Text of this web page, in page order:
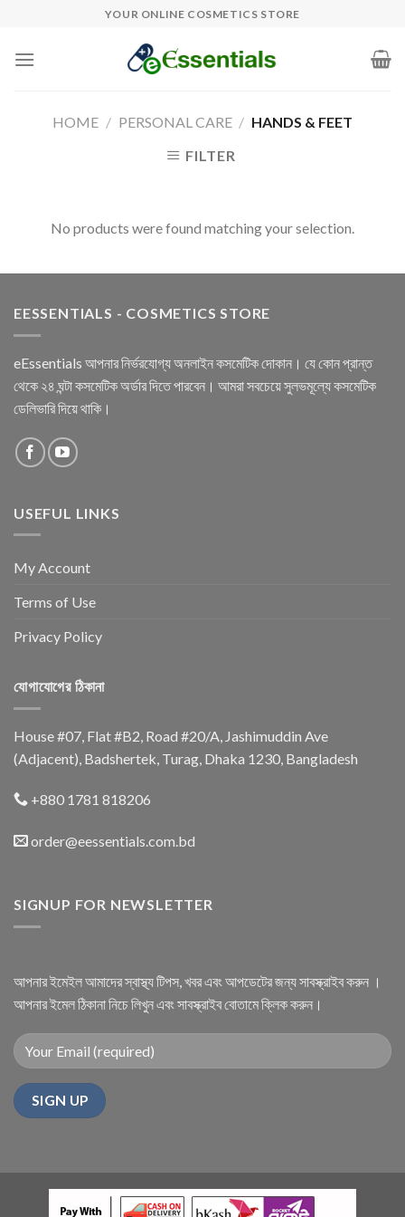
content
YOUR ONLINE COSMETICS STORE
HOME / PERSONAL CARE / HANDS & FEET
FILTER
No products were found matching your selection.
EESSENTIALS - COSMETICS STORE
eEssentials আপনার নির্ভরযোগ্য অনলাইন কসমেটিক দোকান। যে কোন প্রান্ত
থেকে ২৪ ঘন্টা কসমেটিক অর্ডার দিতে পারবেন। আমরা সবচেয়ে সুলভমূল্যে কসমেটিক
ডেলিভারি দিয়ে থাকি।
USEFUL LINKS
My Account
Terms of Use
Privacy Policy
যোগাযোগের ঠিকানা
House #07, Flat #B2, Road #20/A, Jashimuddin Ave
(Adjacent), Badshertek, Turag, Dhaka 1230, Bangladesh
+880 1781 818206
order@eessentials.com.bd
SIGNUP FOR NEWSLETTER
আপনার ইমেইল আমাদের স্বাস্থ্য টিপস, খবর এবং আপডেটের জন্য সাবস্ক্রাইব করুন ।
আপনার ইমেল ঠিকানা নিচে লিখুন এবং সাবস্ক্রাইব বোতামে ক্লিক করুন।